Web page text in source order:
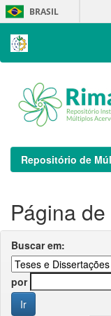
Skip
navigation
BRASIL
Repositório de
Página
Buscar em:
por